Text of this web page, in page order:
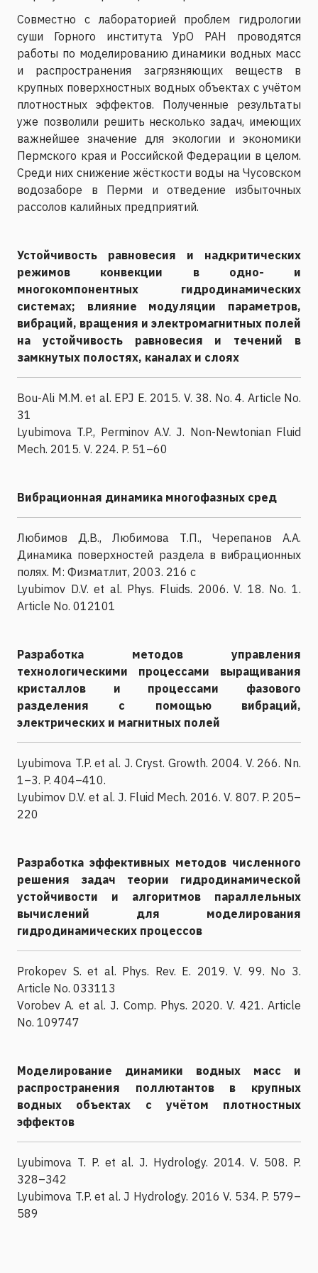
Совместно с лабораторией проблем гидрологии
суши Горного института УрО РАН проводятся
работы по моделированию динамики водных масс
и распространения загрязняющих веществ в
крупных поверхностных водных объектах с учётом
плотностных эффектов. Полученные результаты
уже позволили решить несколько задач, имеющих
важнейшее значение для экологии и экономики
Пермского края и Российской Федерации в целом.
Среди них снижение жёсткости воды на Чусовском
водозаборе в Перми и отведение избыточных
рассолов калийных предприятий.
Устойчивость равновесия и надкритических
режимов конвекции в одно- и
многокомпонентных гидродинамических
системах; влияние модуляции параметров,
вибраций, вращения и электромагнитных полей
на устойчивость равновесия и течений в
замкнутых полостях, каналах и слоях
Bou-Ali M.M. et al. EPJ E. 2015. V. 38. No. 4. Article No.
31
Lyubimova T.P., Perminov A.V. J. Non-Newtonian Fluid
Mech. 2015. V. 224. P. 51–60
Вибрационная динамика многофазных сред
Любимов Д.В., Любимова Т.П., Черепанов А.А.
Динамика поверхностей раздела в вибрационных
полях. М: Физматлит, 2003. 216 с
Lyubimov D.V. et al. Phys. Fluids. 2006. V. 18. No. 1.
Article No. 012101
Разработка методов управления
технологическими процессами выращивания
кристаллов и процессами фазового
разделения с помощью вибраций,
электрических и магнитных полей
Lyubimova T.P. et al. J. Cryst. Growth. 2004. V. 266. Nn.
1–3. P. 404–410.
Lyubimov D.V. et al. J. Fluid Mech. 2016. V. 807. P. 205–
220
Разработка эффективных методов численного
решения задач теории гидродинамической
устойчивости и алгоритмов параллельных
вычислений для моделирования
гидродинамических процессов
Prokopev S. et al. Phys. Rev. E. 2019. V. 99. No 3.
Article No. 033113
Vorobev A. et al. J. Comp. Phys. 2020. V. 421. Article
No. 109747
Моделирование динамики водных масс и
распространения поллютантов в крупных
водных объектах с учётом плотностных
эффектов
Lyubimova T. P. et al. J. Hydrology. 2014. V. 508. P.
328–342
Lyubimova T.P. et al. J Hydrology. 2016 V. 534. P. 579–
589